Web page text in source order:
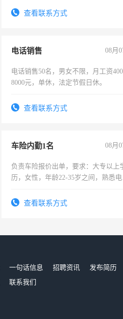
查看联系方式
电话销售 08月
电话销售50名，男女不限，月工资
8000元，单休，法定节假日休。
查看联系方式
车险内勤1名 08月
负责车险报价出单，要求：大专以上
历，女性，年龄22-35岁之间，熟悉电
试用期1-3个月，转正后交纳五险，
查看联系方式
一句话信息 招聘资讯 发布简历
联系我们